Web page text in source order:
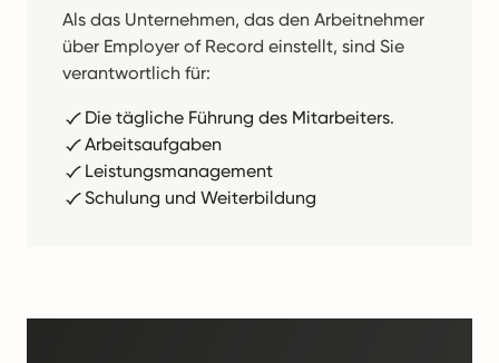
Als das Unternehmen, das den Arbeitnehmer
über Employer of Record einstellt, sind Sie
verantwortlich für:
Die tägliche Führung des Mitarbeiters.
Arbeitsaufgaben
Leistungsmanagement
Schulung und Weiterbildung